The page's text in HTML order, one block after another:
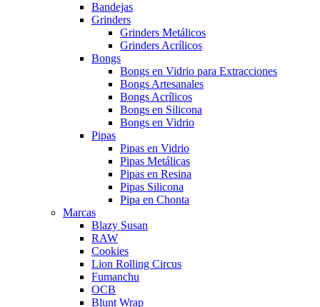
Bandejas
Grinders
Grinders Metálicos
Grinders Acrílicos
Bongs
Bongs en Vidrio para Extracciones
Bongs Artesanales
Bongs Acrílicos
Bongs en Silicona
Bongs en Vidrio
Pipas
Pipas en Vidrio
Pipas Metálicas
Pipas en Resina
Pipas Silicona
Pipa en Chonta
Marcas
Blazy Susan
RAW
Cookies
Lion Rolling Circus
Fumanchu
OCB
Blunt Wrap